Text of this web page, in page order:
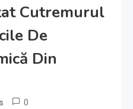
Cutremurul
De
Din
0